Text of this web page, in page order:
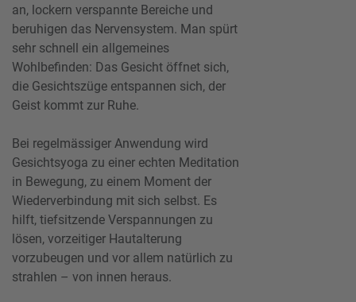
an, lockern verspannte Bereiche und
beruhigen das Nervensystem. Man spürt
sehr schnell ein allgemeines
Wohlbefinden: Das Gesicht öffnet sich,
die Gesichtszüge entspannen sich, der
Geist kommt zur Ruhe.
Bei regelmässiger Anwendung wird
Gesichtsyoga zu einer echten Meditation
in Bewegung, zu einem Moment der
Wiederverbindung mit sich selbst. Es
hilft, tiefsitzende Verspannungen zu
lösen, vorzeitiger Hautalterung
vorzubeugen und vor allem natürlich zu
strahlen – von innen heraus.